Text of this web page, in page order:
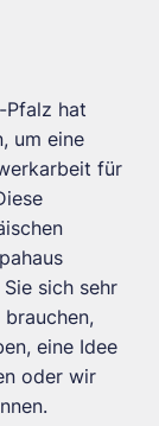
Pfalz hat
um eine
für
sich sehr
eine Idee
oder wir